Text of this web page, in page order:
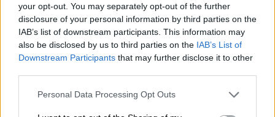
your opt-out. You may separately opt-out of the further
disclosure of your personal information by third parties on the
IAB’s list of downstream participants. This information may
also be disclosed by us to third parties on the IAB’s List of
Downstream Participants that may further disclose it to other
Personal Data Processing Opt Outs